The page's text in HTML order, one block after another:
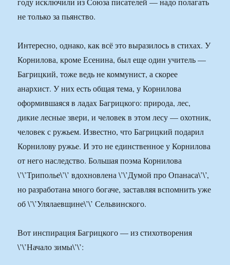
не только за пьянство.
Интересно, однако, как всё это выразилось в стихах. У
Корнилова, кроме Есенина, был еще один учитель —
Багрицкий, тоже ведь не коммунист, а скорее
анархист. У них есть общая тема, у Корнилова
оформившаяся в ладах Багрицкого: природа, лес,
дикие лесные звери, и человек в этом лесу — охотник,
человек с ружьем. Известно, что Багрицкий подарил
Корнилову ружье. И это не единственное у Корнилова
от него наследство. Большая поэма Корнилова
\’\’Триполье\’\’ вдохновлена \’\’Думой про Опанаса\’\’,
но разработана много богаче, заставляя вспомнить уже
об \’\’Улялаевщине\’\’ Сельвинского.
Вот инспирация Багрицкого — из стихотворения
\’\’Начало зимы\’\’: